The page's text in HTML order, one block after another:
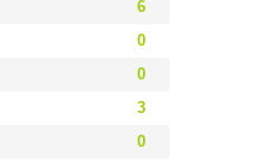
6
0
0
3
0